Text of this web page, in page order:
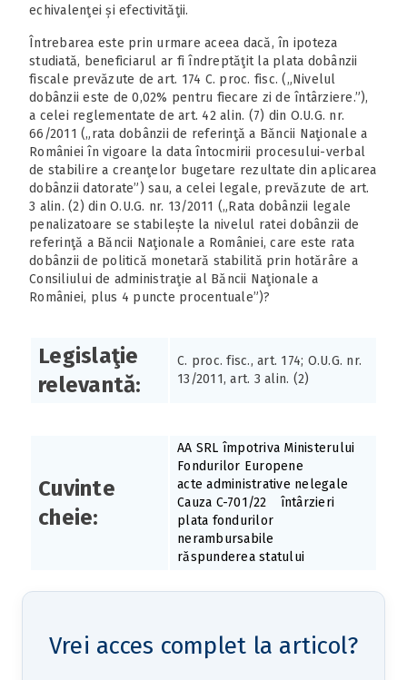
echivalenţei și efectivităţii.
Întrebarea este prin urmare aceea dacă, în ipoteza
studiată, beneficiarul ar fi îndreptăţit la plata dobânzii
fiscale prevăzute de art. 174 C. proc. fisc. („Nivelul
dobânzii este de 0,02% pentru fiecare zi de întârziere.”),
a celei reglementate de art. 42 alin. (7) din O.U.G. nr.
66/2011 („rata dobânzii de referinţă a Băncii Naţionale a
României în vigoare la data întocmirii procesului-verbal
de stabilire a creanţelor bugetare rezultate din aplicarea
dobânzii datorate”) sau, a celei legale, prevăzute de art.
3 alin. (2) din O.U.G. nr. 13/2011 („Rata dobânzii legale
penalizatoare se stabilește la nivelul ratei dobânzii de
referinţă a Băncii Naţionale a României, care este rata
dobânzii de politică monetară stabilită prin hotărâre a
Consiliului de administraţie al Băncii Naţionale a
României, plus 4 puncte procentuale”)?
Legislaţie
relevantă:
C. proc. fisc., art. 174; O.U.G. nr.
13/2011, art. 3 alin. (2)
Cuvinte
cheie:
AA SRL împotriva Ministerului
Fondurilor Europene
acte administrative nelegale
Cauza C-701/22
întârzieri
plata fondurilor
nerambursabile
răspunderea statului
Vrei acces complet la articol?